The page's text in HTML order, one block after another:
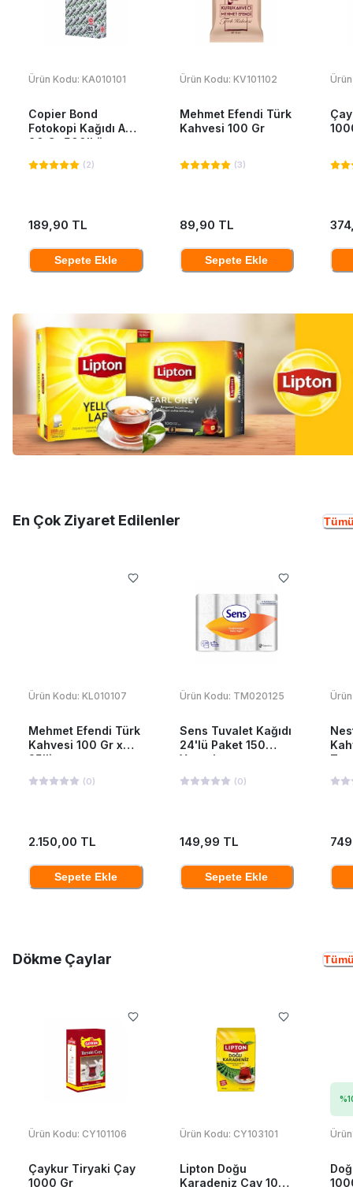
Ürün Kodu: KA010101
Copier Bond
Fotokopi Kağıdı A4
80 Gr 500'Lü
(2)
189,90 TL
Sepete Ekle
Ürün Kodu: KV101102
Mehmet Efendi Türk
Kahvesi 100 Gr
(3)
89,90 TL
Sepete Ekle
En Çok Ziyaret Edilenler
Ürün Kodu: KL010107
Mehmet Efendi Türk
Kahvesi 100 Gr x
25'li
(0)
2.150,00 TL
Sepete Ekle
Ürün Kodu: TM020125
Sens Tuvalet Kağıdı
24'lü Paket 150
Yaprak
(0)
149,99 TL
Sepete Ekle
Dökme Çaylar
Ürün Kodu: CY101106
Çaykur Tiryaki Çay
1000 Gr
Ürün Kodu: CY103101
Lipton Doğu
Karadeniz Çay 1000
%